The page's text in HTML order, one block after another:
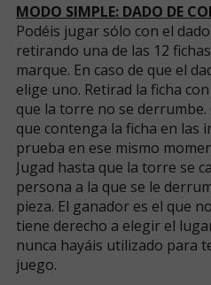
MODO SIMPLE: DADO DE
Podéis jugar sólo con el
retirando una de las 12
marque. En caso de que el
elige uno. Retirad la ficha
que la torre no se
que contenga la ficha en las
prueba en ese mismo
Jugad hasta que la torre se
persona a la que se le
pieza. El ganador es el que
tiene derecho a elegir el
nunca hayáis utilizado para
juego.